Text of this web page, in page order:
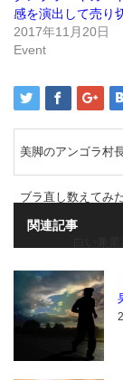
き
ま
す)
感を演出して売り
2017年11月20日
Event
美脚のアンゴラ村
ブラ直し数えてみ
関連記事